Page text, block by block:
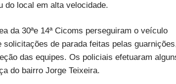
do local em alta velocidade.
da 30ªe 14ª Cicoms perseguiram o veículo
de parada feitas pelas
das equipes. Os policiais efetuaram
do bairro Jorge Teixeira.